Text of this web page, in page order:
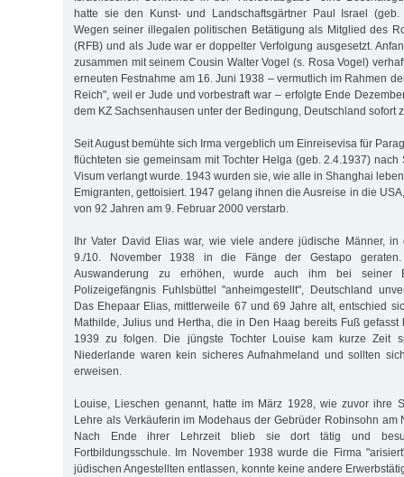
hatte sie den Kunst- und Landschaftsgärtner Paul Israel (geb.
Wegen seiner illegalen politischen Betätigung als Mitglied des
(RFB) und als Jude war er doppelter Verfolgung ausgesetzt.
zusammen mit seinem Cousin Walter Vogel (s. Rosa Vogel)
erneuten Festnahme am 16. Juni 1938 – vermutlich im Rahmen
Reich", weil er Jude und vorbestraft war – erfolgte Ende
dem KZ Sachsenhausen unter der Bedingung, Deutschland sofort
Seit August bemühte sich Irma vergeblich um Einreisevisa für
flüchteten sie gemeinsam mit Tochter Helga (geb. 2.4.1937)
Visum verlangt wurde. 1943 wurden sie, wie alle in Shanghai
Emigranten, gettoisiert. 1947 gelang ihnen die Ausreise in die
von 92 Jahren am 9. Februar 2000 verstarb.
Ihr Vater David Elias war, wie viele andere jüdische Männer, in
9./10. November 1938 in die Fänge der Gestapo
Auswanderung zu erhöhen, wurde auch ihm bei seiner
Polizeigefängnis Fuhlsbüttel "anheimgestellt", Deutschland
Das Ehepaar Elias, mittlerweile 67 und 69 Jahre alt, entschied
Mathilde, Julius und Hertha, die in Den Haag bereits Fuß gefasst
1939 zu folgen. Die jüngste Tochter Louise kam kurze Zeit
Niederlande waren kein sicheres Aufnahmeland und sollten
erweisen.
Louise, Lieschen genannt, hatte im März 1928, wie zuvor ihre
Lehre als Verkäuferin im Modehaus der Gebrüder Robinsohn am
Nach Ende ihrer Lehrzeit blieb sie dort tätig und
Fortbildungsschule. Im November 1938 wurde die Firma
jüdischen Angestellten entlassen, konnte keine andere